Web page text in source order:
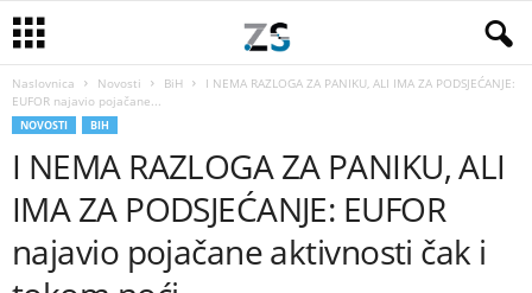
Naslovnica Novosti BiH
I NEMA RAZLOGA ZA PANIKU, ALI IMA ZA PODSJEĆANJE:
EUFOR najavio pojačane...
NOVOSTI BIH
I NEMA RAZLOGA ZA PANIKU, ALI
IMA ZA PODSJEĆANJE: EUFOR
najavio pojačane aktivnosti čak i